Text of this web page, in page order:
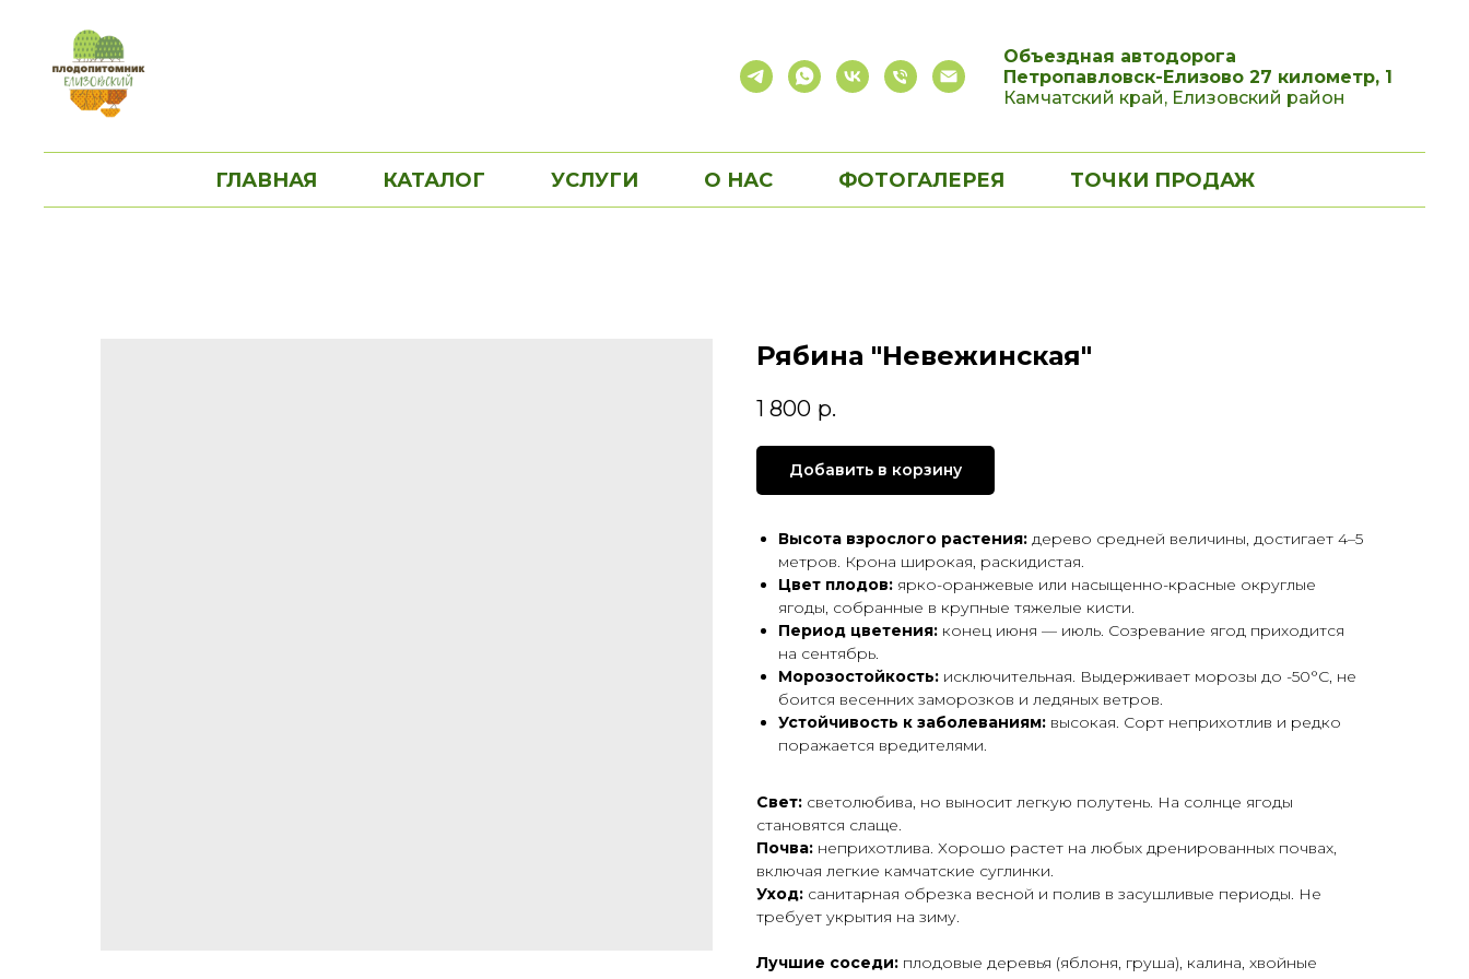
Объездная автодорога
Петропавловск-Елизово 27 километр, 1
Камчатский край, Елизовский район
ГЛАВНАЯ КАТАЛОГ УСЛУГИ О НАС ФОТОГАЛЕРЕЯ ТОЧКИ ПРОДАЖ
Рябина "Невежинская"
1 800 р.
Добавить в корзину
Высота взрослого растения: дерево средней величины, достигает 4–5
метров. Крона широкая, раскидистая.
Цвет плодов: ярко-оранжевые или насыщенно-красные округлые
ягоды, собранные в крупные тяжелые кисти.
Период цветения: конец июня — июль. Созревание ягод приходится
на сентябрь.
Морозостойкость: исключительная. Выдерживает морозы до -50°C, не
боится весенних заморозков и ледяных ветров.
Устойчивость к заболеваниям: высокая. Сорт неприхотлив и редко
поражается вредителями.
Свет: светолюбива, но выносит легкую полутень. На солнце ягоды
становятся слаще.
Почва: неприхотлива. Хорошо растет на любых дренированных почвах,
включая легкие камчатские суглинки.
Уход: санитарная обрезка весной и полив в засушливые периоды. Не
требует укрытия на зиму.
Лучшие соседи: плодовые деревья (яблоня, груша), калина, хвойные